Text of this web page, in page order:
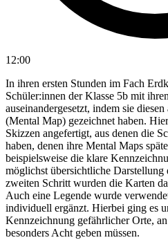
12:00
In ihren ersten Stunden im Fach
Schüler:innen der Klasse 5b mit
auseinandergesetzt, indem sie
(Mental Map) gezeichnet haben.
Skizzen angefertigt, aus denen die
haben, denen ihre Mental Maps
beispielsweise die klare
möglichst übersichtliche
zweiten Schritt wurden die Karten
Auch eine Legende wurde
individuell ergänzt. Hierbei ging es
Kennzeichnung gefährlicher Orte,
besonders Acht geben müssen.